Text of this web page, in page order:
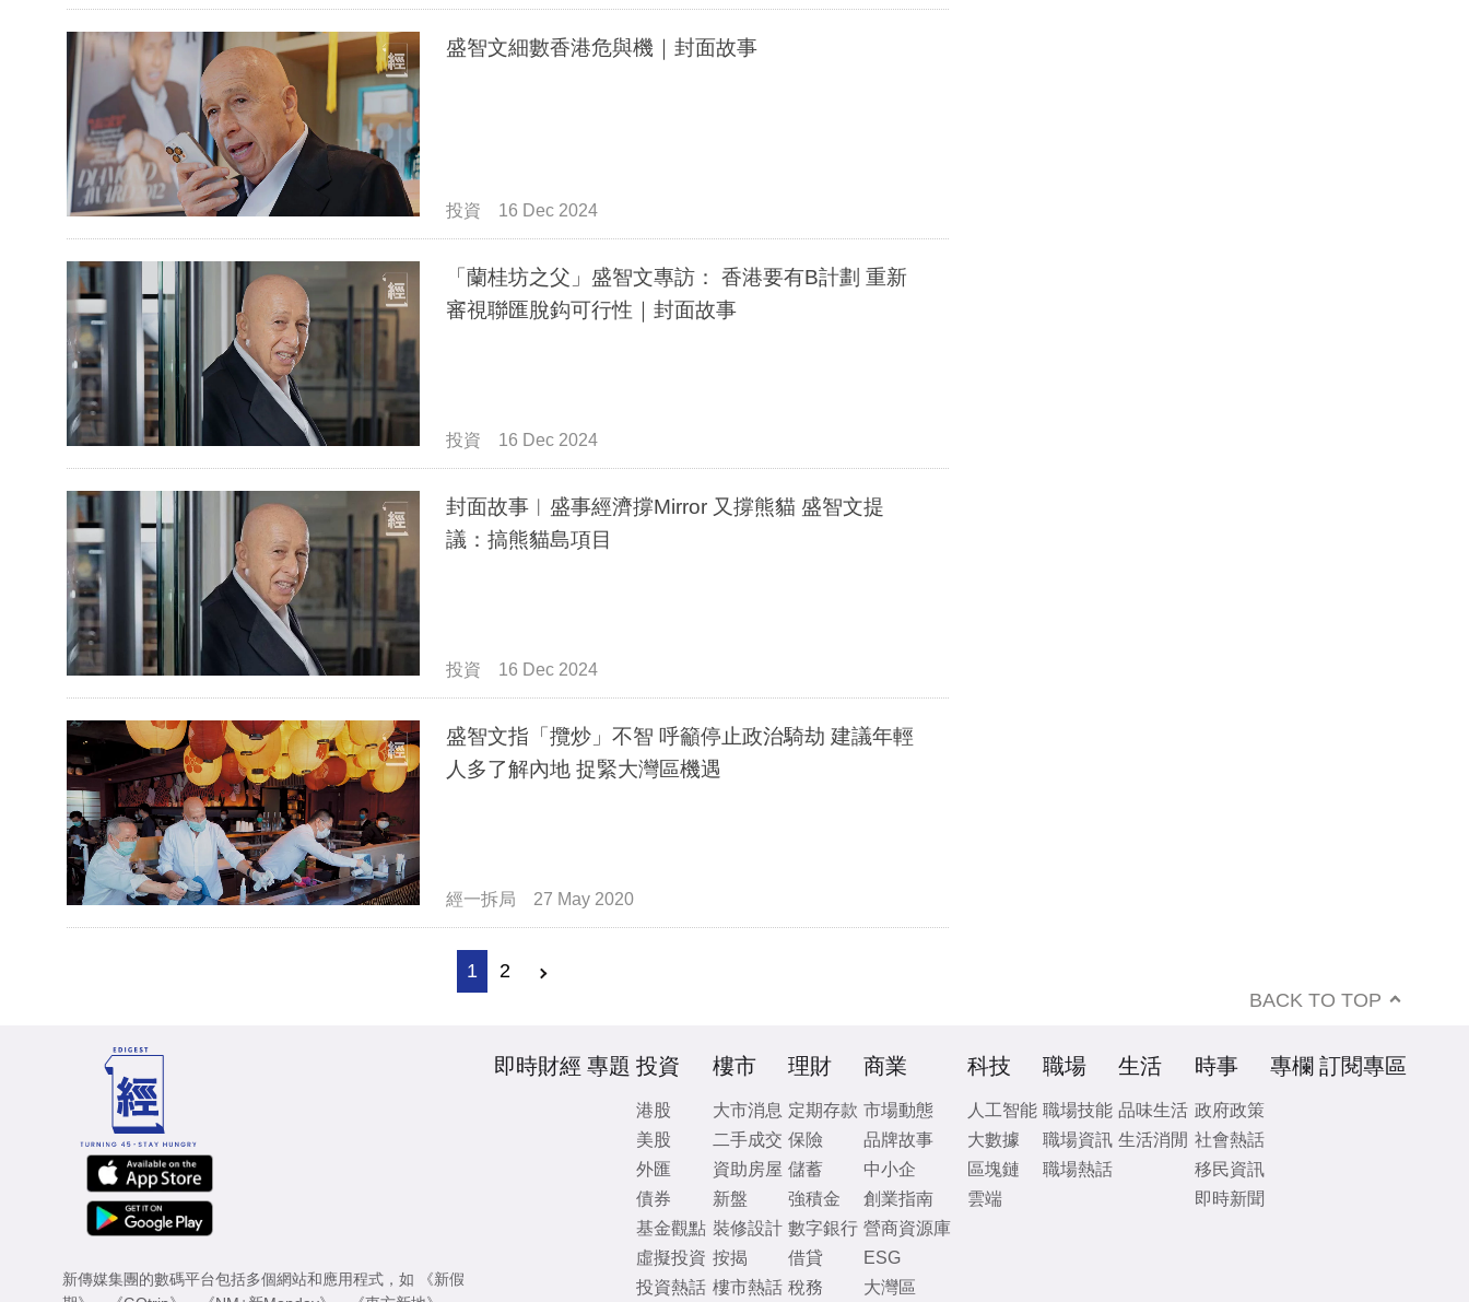
盛智文細數香港危與機｜封面故事
投資 16 Dec 2024
「蘭桂坊之父」盛智文專訪： 香港要有B計劃 重新
審視聯匯脫鈎可行性｜封面故事
投資 16 Dec 2024
封面故事︳盛事經濟撐Mirror 又撐熊貓 盛智文提
議：搞熊貓島項目
投資 16 Dec 2024
盛智文指「攬炒」不智 呼籲停止政治騎劫 建議年輕
人多了解內地 捉緊大灣區機遇
經一拆局 27 May 2020
1 2
BACK TO TOP
新傳媒集團的數碼平台包括多個網站和應用程式，如
《新假
即時財經 專題 投資
港股
美股
外匯
債券
基金觀點
虛擬投資
投資熱話
樓市
大市消息
二手成交
資助房屋
新盤
裝修設計
按揭
樓市熱話
理財
定期存款
保險
儲蓄
強積金
數字銀行
借貸
稅務
商業
市場動態
品牌故事
中小企
創業指南
營商資源庫
ESG
大灣區
科技
人工智能
大數據
區塊鏈
雲端
職場
職場技能
職場資訊
職場熱話
生活
品味生活
生活消閒
時事
政府政策
社會熱話
移民資訊
即時新聞
專欄 訂閱專區